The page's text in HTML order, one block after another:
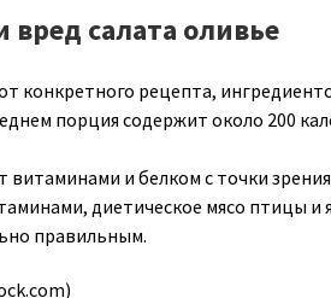
вред салата оливье
конкретного рецепта,
порция содержит около 200
витаминами и белком с точки
диетическое мясо птицы
правильным.